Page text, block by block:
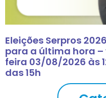
Eleições Serpros
para a última hora
feira 03/08/2026 às
das 15h